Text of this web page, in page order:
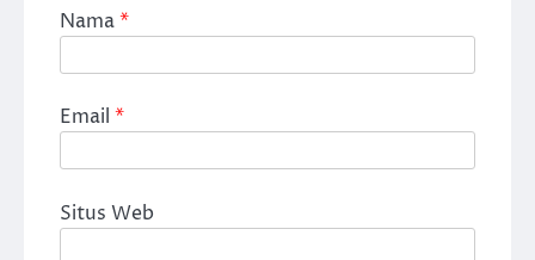
Nama*
Email *
Situs Web